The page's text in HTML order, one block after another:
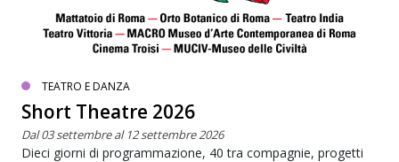
TEATRO E DANZA
Short Theatre 2026
Dal 03 settembre al 12 settembre 2026
Dieci giorni di programmazione, 40 tra compagnie, progetti